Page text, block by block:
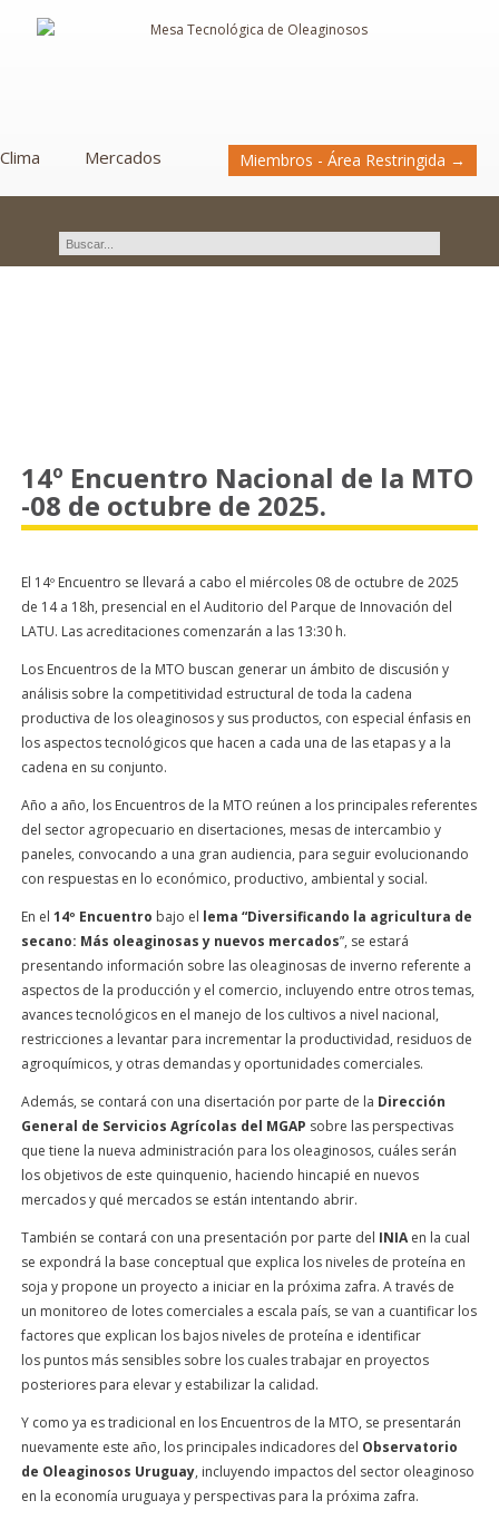
Clima Mercados Miembros - Área Restringida →
14º Encuentro Nacional de la MTO
-08 de octubre de 2025.
El 14º Encuentro se llevará a cabo el miércoles 08 de octubre de 2025
de 14 a 18h, presencial en el Auditorio del Parque de Innovación del
LATU. Las acreditaciones comenzarán a las 13:30 h.
Los Encuentros de la MTO buscan generar un ámbito de discusión y
análisis sobre la competitividad estructural de toda la cadena
productiva de los oleaginosos y sus productos, con especial énfasis en
los aspectos tecnológicos que hacen a cada una de las etapas y a la
cadena en su conjunto.
Año a año, los Encuentros de la MTO reúnen a los principales referentes
del sector agropecuario en disertaciones, mesas de intercambio y
paneles, convocando a una gran audiencia, para seguir evolucionando
con respuestas en lo económico, productivo, ambiental y social.
En el 14º Encuentro bajo el lema “Diversificando la agricultura de
secano: Más oleaginosas y nuevos mercados”, se estará
presentando información sobre las oleaginosas de inverno referente a
aspectos de la producción y el comercio, incluyendo entre otros temas,
avances tecnológicos en el manejo de los cultivos a nivel nacional,
restricciones a levantar para incrementar la productividad, residuos de
agroquímicos, y otras demandas y oportunidades comerciales.
Además, se contará con una disertación por parte de la Dirección
General de Servicios Agrícolas del MGAP sobre las perspectivas
que tiene la nueva administración para los oleaginosos, cuáles serán
los objetivos de este quinquenio, haciendo hincapié en nuevos
mercados y qué mercados se están intentando abrir.
También se contará con una presentación por parte del INIA en la cual
se expondrá la base conceptual que explica los niveles de proteína en
soja y propone un proyecto a iniciar en la próxima zafra. A través de
un monitoreo de lotes comerciales a escala país, se van a cuantificar los
factores que explican los bajos niveles de proteína e identificar
los puntos más sensibles sobre los cuales trabajar en proyectos
posteriores para elevar y estabilizar la calidad.
Y como ya es tradicional en los Encuentros de la MTO, se presentarán
nuevamente este año, los principales indicadores del Observatorio
de Oleaginosos Uruguay, incluyendo impactos del sector oleaginoso
en la economía uruguaya y perspectivas para la próxima zafra.